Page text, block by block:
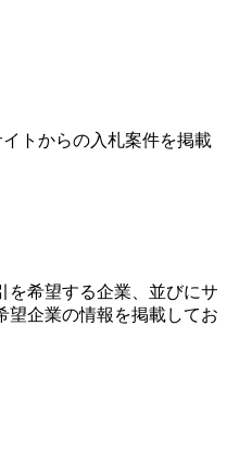
トからの入札案件を掲載
を希望する企業、並びにサ
望企業の情報を掲載してお